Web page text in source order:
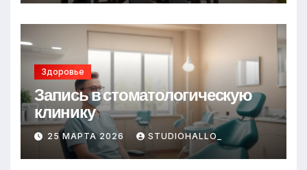
Здоровье
Запись в стоматологическую
клинику
25 МАРТА 2026 STUDIOHALLO_